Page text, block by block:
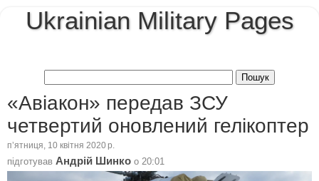
Ukrainian Military Pages
«Авіакон» передав ЗСУ
четвертий оновлений гелікоптер
пʼятниця, 10 квітня 2020 р.
підготував Андрій Шинко о 20:01